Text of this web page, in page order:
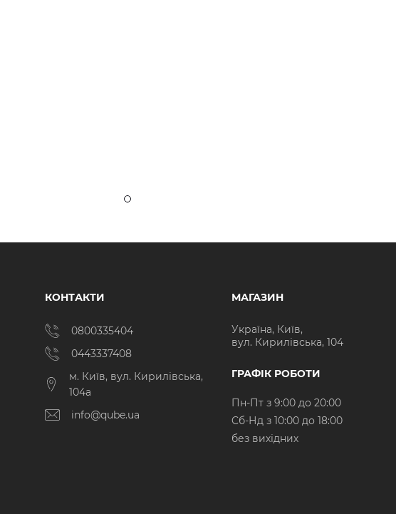
КОНТАКТИ
0800335404
0443337408
м. Київ, вул. Кирилівська,
104а
info@qube.ua
МАГАЗИН
Україна, Київ,
вул. Кирилівська, 104
ГРАФІК РОБОТИ
Пн-Пт з 9:00 до 20:00
Cб-Нд з 10:00 до 18:00
без вихідних